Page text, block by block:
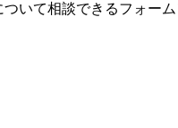
いて相談できるフォー